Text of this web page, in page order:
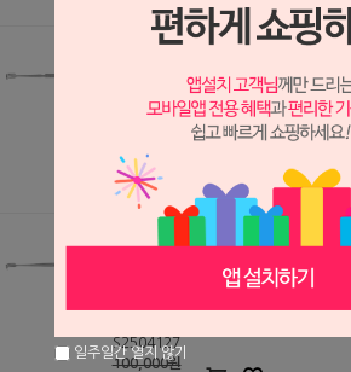
111,000원
(#18.220.03)
S2504129
100,000원
90,000
리트렉터 SENN Sharp
S2504127
100,000원
일주일간 열지 않기